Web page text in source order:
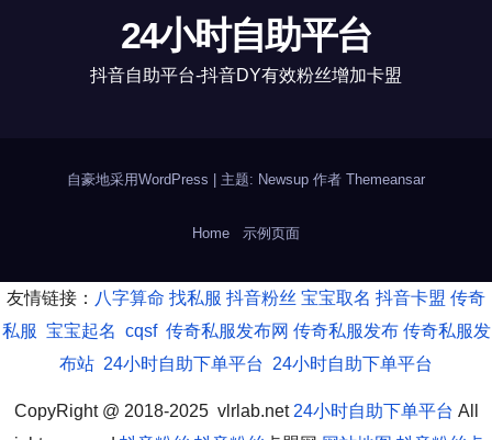
24小时自助平台
抖音自助平台-抖音DY有效粉丝增加卡盟
自豪地采用WordPress 主题: Newsup 作者 Themeansar
Home 示例页面
友情链接： 八字算命 找私服 抖音粉丝 宝宝取名 抖音卡盟 传奇
私服 宝宝起名 cqsf 传奇私服发布网 传奇私服发布 传奇私服发
布站 24小时自助下单平台 24小时自助下单平台
CopyRight @ 2018-2025 vlrlab.net 24小时自助下单平台 All